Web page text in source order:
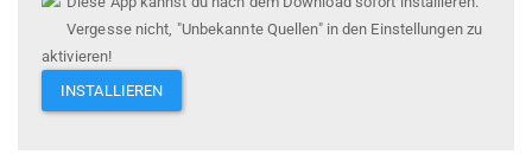
Vergesse nicht, "Unbekannte Quellen" in den Einstellungen zu
aktivieren!
INSTALLIEREN